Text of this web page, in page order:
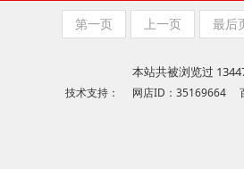
第一页 上一页 最后
本站共被浏览过
技术支持： 网店ID：35169664